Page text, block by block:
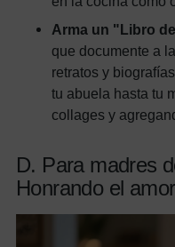
Arma un "Libro
que documente a
retratos y
tu abuela hasta tu
collages y
D. Para madres
Honrando el